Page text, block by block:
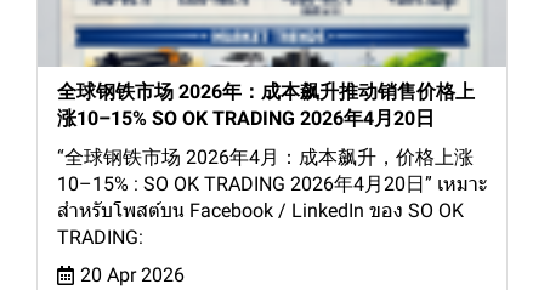
全球钢铁市场 2026年：成本飙升推动销售价格上
涨10–15% SO OK TRADING 2026年4月20日
“全球钢铁市场 2026年4月：成本飙升，价格上涨
10–15% : SO OK TRADING 2026年4月20日” เหมาะ
สำหรับโพสต์บน Facebook / LinkedIn ของ SO OK
TRADING:
20 Apr 2026